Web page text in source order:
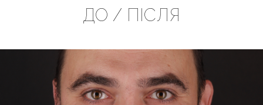
ДО / ПІСЛЯ